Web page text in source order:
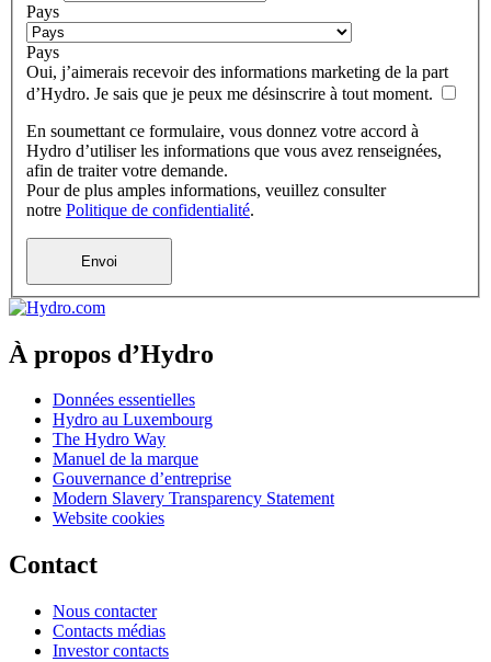
Pays
Pays
Oui, j’aimerais recevoir des informations marketing de la part
d’Hydro. Je sais que je peux me désinscrire à tout moment.
En soumettant ce formulaire, vous donnez votre accord à
Hydro d’utiliser les informations que vous avez renseignées,
afin de traiter votre demande.
Pour de plus amples informations, veuillez consulter
notre Politique de confidentialité.
À propos d’Hydro
Données essentielles
Hydro au Luxembourg
The Hydro Way
Manuel de la marque
Gouvernance d’entreprise
Modern Slavery Transparency Statement
Website cookies
Contact
Nous contacter
Contacts médias
Investor contacts